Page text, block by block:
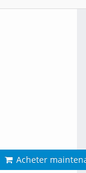
Acheter